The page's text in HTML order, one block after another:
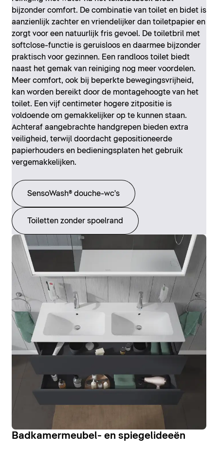
bijzonder comfort. De combinatie van toilet en bidet is
aanzienlijk zachter en vriendelijker dan toiletpapier en
zorgt voor een natuurlijk fris gevoel. De toiletbril met
softclose-functie is geruisloos en daarmee bijzonder
praktisch voor gezinnen. Een randloos toilet biedt
naast het gemak van reiniging nog meer voordelen.
Meer comfort, ook bij beperkte bewegingsvrijheid,
kan worden bereikt door de montagehoogte van het
toilet. Een vijf centimeter hogere zitpositie is
voldoende om gemakkelijker op te kunnen staan.
Achteraf aangebrachte handgrepen bieden extra
veiligheid, terwijl doordacht gepositioneerde
papierhouders en bedieningsplaten het gebruik
vergemakkelijken.
SensoWash® douche-wc's
Toiletten zonder spoelrand
Badkamermeubel- en spiegelideeën